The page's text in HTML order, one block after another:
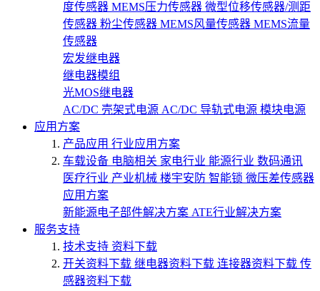
度传感器 MEMS压力传感器 微型位移传感器/测距
传感器 粉尘传感器 MEMS风量传感器 MEMS流量
传感器
宏发继电器
继电器模组
光MOS继电器
AC/DC 壳架式电源 AC/DC 导轨式电源 模块电源
应用方案
产品应用 行业应用方案
车载设备 电脑相关 家电行业 能源行业 数码通讯
医疗行业 产业机械 楼宇安防 智能锁 微压差传感器
应用方案
新能源电子部件解决方案 ATE行业解决方案
服务支持
技术支持 资料下载
开关资料下载 继电器资料下载 连接器资料下载 传
感器资料下载